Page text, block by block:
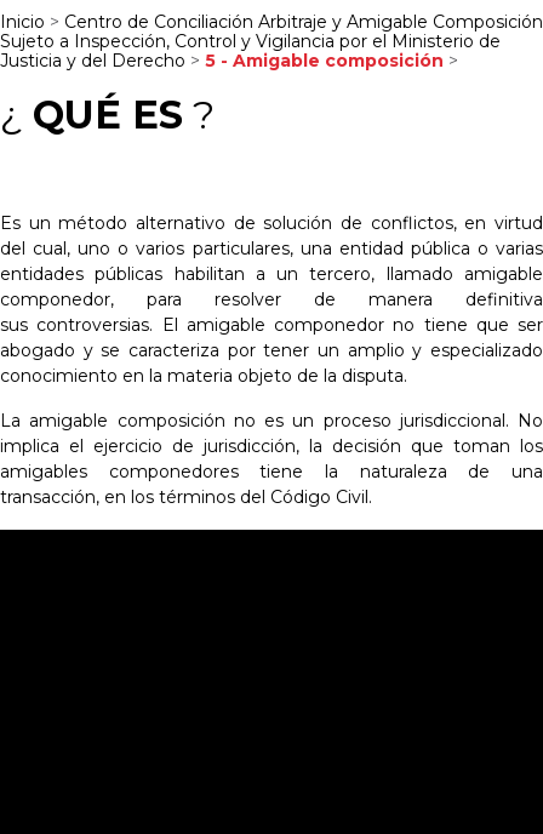
Inicio > Centro de Conciliación Arbitraje y Amigable Composición
Sujeto a Inspección, Control y Vigilancia por el Ministerio de
Justicia y del Derecho > 5 - Amigable composición >
¿ QUÉ ES ?
Es un método alternativo de solución de conflictos, en virtud
del cual, uno o varios particulares, una entidad pública o varias
entidades públicas habilitan a un tercero, llamado amigable
componedor, para resolver de manera definitiva
sus controversias. El amigable componedor no tiene que ser
abogado y se caracteriza por tener un amplio y especializado
conocimiento en la materia objeto de la disputa.
La amigable composición no es un proceso jurisdiccional. No
implica el ejercicio de jurisdicción, la decisión que toman los
amigables componedores tiene la naturaleza de una
transacción, en los términos del Código Civil.